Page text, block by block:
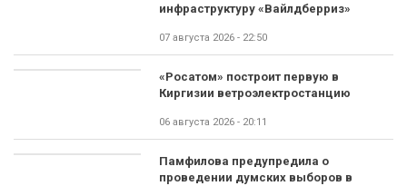
инфраструктуру «Вайлдберриз»
07 августа 2026 - 22:50
«Росатом» построит первую в
Киргизии ветроэлектростанцию
06 августа 2026 - 20:11
Памфилова предупредила о
проведении думских выборов в